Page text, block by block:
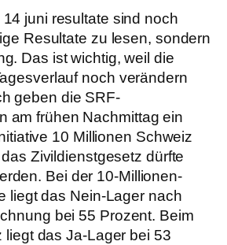
juni resultate sind noch
Resultate zu lesen, sondern
Das ist wichtig, weil die
noch verändern
geben die SRF-
am frühen Nachmittag ein
10 Millionen Schweiz
Zivildienstgesetz dürfte
Bei der 10-Millionen-
liegt das Nein-Lager nach
bei 55 Prozent. Beim
liegt das Ja-Lager bei 53